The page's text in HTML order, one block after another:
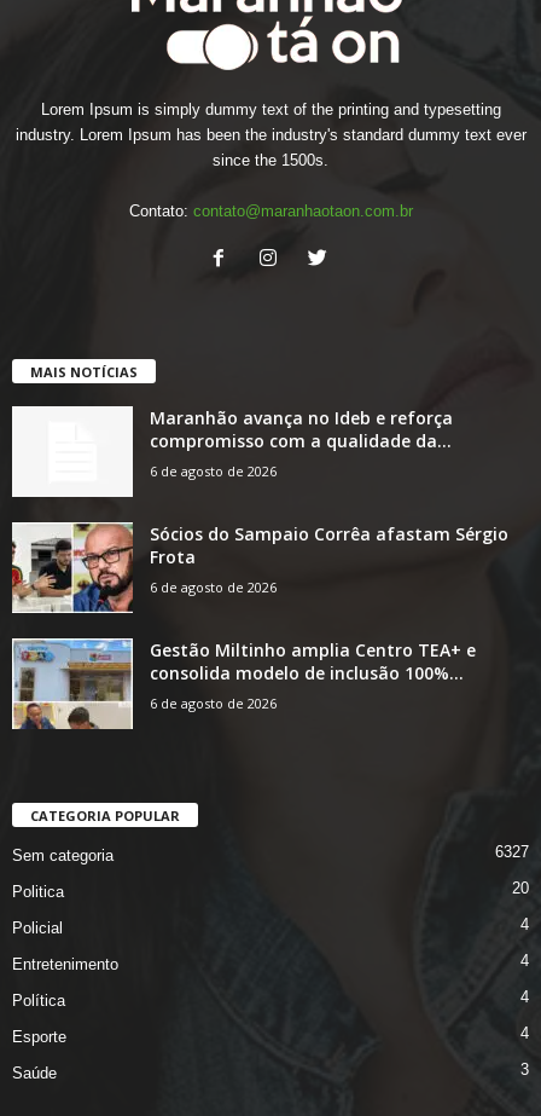
Lorem Ipsum is simply dummy text of the printing and typesetting
industry. Lorem Ipsum has been the industry's standard dummy text ever
since the 1500s.
Contato: contato@maranhaotaon.com.br
MAIS NOTÍCIAS
Maranhão avança no Ideb e reforça
compromisso com a qualidade da...
6 de agosto de 2026
Sócios do Sampaio Corrêa afastam Sérgio
Frota
6 de agosto de 2026
Gestão Miltinho amplia Centro TEA+ e
consolida modelo de inclusão 100%...
6 de agosto de 2026
CATEGORIA POPULAR
Sem categoria 6327
Politica 20
Policial 4
Entretenimento 4
Política 4
Esporte 4
Saúde 3